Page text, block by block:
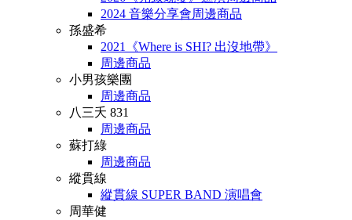
2024 音樂分享會周邊商品
孫盛希
2021《Where is SHI? 出沒地帶》
周邊商品
小男孩樂團
周邊商品
八三夭 831
周邊商品
蘇打綠
周邊商品
縱貫線
縱貫線 SUPER BAND 演唱會
周華健